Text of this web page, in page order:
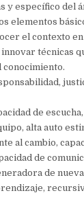
y específico del
elementos
el contexto en
técnicas
de
alta auto
al cambio,
de
de